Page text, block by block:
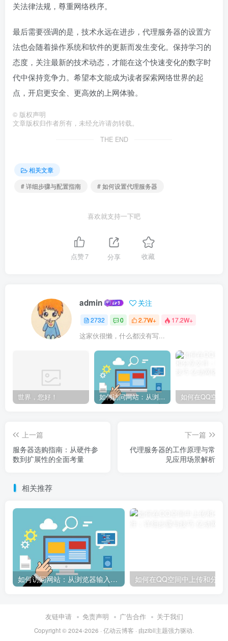
关法律法规，尊重网络秩序。
最后需要强调的是，技术永远在进步，代理服务器的设置方
法也会随着操作系统和软件的更新而发生变化。保持学习的
态度，关注最新的技术动态，才能在这个快速变化的数字时
代中保持竞争力。希望本文能成为读者探索网络世界的起
点，开启更安全、更高效的上网体验。
© 版权声明
文章版权归作者所有，未经允许请勿转载。
THE END
相关文章
# 详细步骤与配置指南
# 如何设置代理服务器
喜欢就支持一下吧
点赞7 分享 收藏
admin 关注
2732 0 2.7W+ 17.2W+
这家伙很懒，什么都没有写...
世界，您好！ 如何访问网站：从浏览器输入到页面加载的完整步骤详解
上一篇
服务器选购指南：从硬件参
数到扩展性的全面考量
下一篇
代理服务器的工作原理与常
见应用场景解析
相关推荐
如何访问网站：从浏览器输入到页面加载的完整步骤详解
友链申请 免责声明 广告合作 关于我们
Copyright © 2024-2026 · 亿动云博客 · 由zibll主题强力驱动.